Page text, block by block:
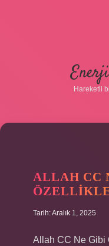
Hareketli
ALLAH CC
Tarih: Aralık 1, 2025
Allah CC Ne Gibi